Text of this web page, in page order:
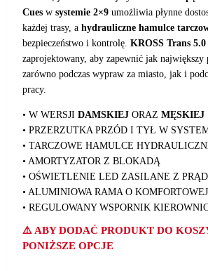
Cues w systemie 2×9 umożliwia płynne
każdej trasy, a hydrauliczne hamulce
bezpieczeństwo i kontrolę. KROSS Trans
zaprojektowany, aby zapewnić jak
zarówno podczas wypraw za miasto, jak i
pracy.
• W WERSJI DAMSKIEJ ORAZ MĘSKIEJ
• PRZERZUTKA PRZÓD I TYŁ W
• TARCZOWE HAMULCE
• AMORTYZATOR Z BLOKADĄ
• OŚWIETLENIE LED ZASILANE Z
• ALUMINIOWA RAMA O
• REGULOWANY WSPORNIK
⚠️ ABY DODAĆ PRODUKT DO
PONIŻSZE OPCJE